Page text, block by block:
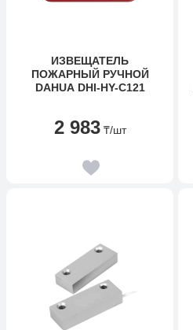
ИЗВЕЩАТЕЛЬ
ПОЖАРНЫЙ РУЧНОЙ
DAHUA DHI-HY-C121
2 983 ₸/шт